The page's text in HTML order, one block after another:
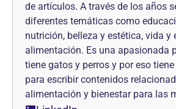
de artículos. A través de los años
diferentes temáticas como
nutrición, belleza y estética, vida y
alimentación. Es una apasionada
tiene gatos y perros y por eso
para escribir contenidos
alimentación y bienestar para las